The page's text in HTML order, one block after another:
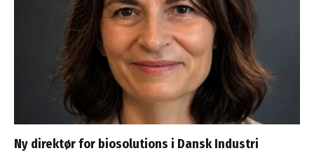
Ny direktør for biosolutions i Dansk Industri